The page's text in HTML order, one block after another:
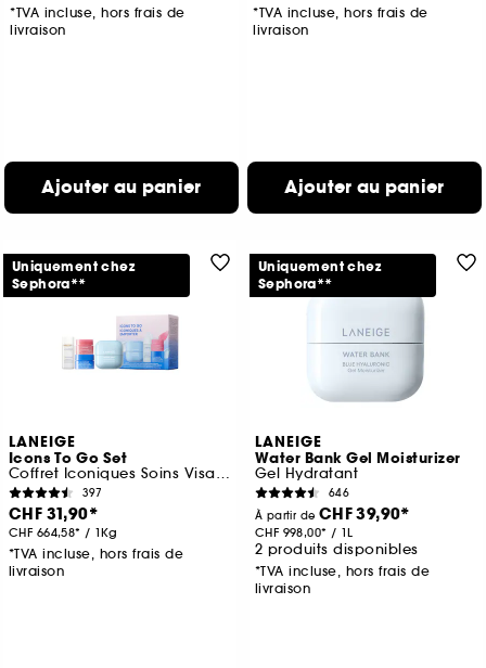
*TVA incluse, hors frais de
livraison
Ajouter au panier
*TVA incluse, hors frais de
livraison
Ajouter au panier
LANEIGE
Icons To Go Set
Coffret Iconiques Soins Visage
397
CHF 31,90
CHF 664,58 / 1Kg
*TVA incluse, hors frais de
livraison
Uniquement chez
Sephora**
LANEIGE
Water Bank Gel Moisturizer
Gel Hydratant
646
À partir de CHF 39,90
CHF 998,00 / 1L
2 produits disponibles
*TVA incluse, hors frais de
livraison
Uniquement chez
Sephora**